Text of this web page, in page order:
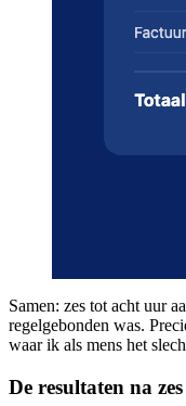
Samen: zes tot acht uur
regelgebonden was.
waar ik als mens het
De resultaten na